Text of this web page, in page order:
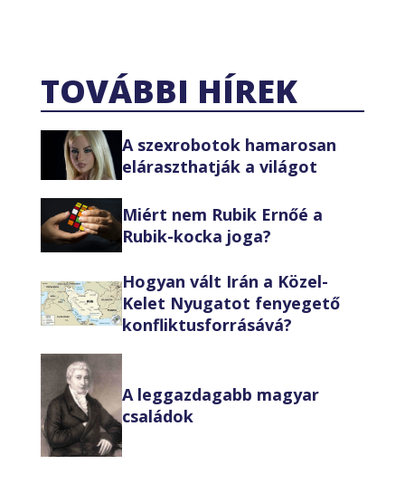
TOVÁBBI HÍREK
A szexrobotok hamarosan
eláraszthatják a világot
Miért nem Rubik Ernőé a
Rubik-kocka joga?
Hogyan vált Irán a Közel-
Kelet Nyugatot fenyegető
konfliktusforrásává?
A leggazdagabb magyar
családok